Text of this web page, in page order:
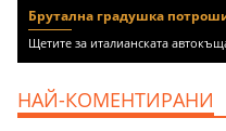
Брутална градушка
Щетите за италианската
НАЙ-КОМЕНТИРАНИ